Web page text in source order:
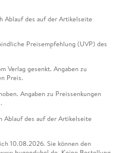
Ablauf des auf der Artikelseite
Preisempfehlung (UVP) des
Verlag gesenkt. Angaben zu
Preis.
Angaben zu Preissenkungen
Ablauf des auf der Artikelseite
10.08.2026. Sie können den